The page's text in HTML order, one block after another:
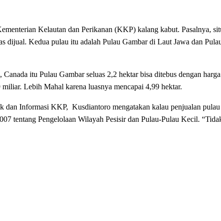
Kelautan dan Perikanan (KKP) kalang kabut. Pasalnya,
dijual. Kedua pulau itu adalah Pulau Gambar di Laut Jawa dan
itu Pulau Gambar seluas 2,2 hektar bisa ditebus dengan
Lebih Mahal karena luasnya mencapai 4,99 hektar.
dan Informasi KKP, Kusdiantoro mengatakan kalau penjualan
tentang Pengelolaan Wilayah Pesisir dan Pulau-Pulau Kecil.